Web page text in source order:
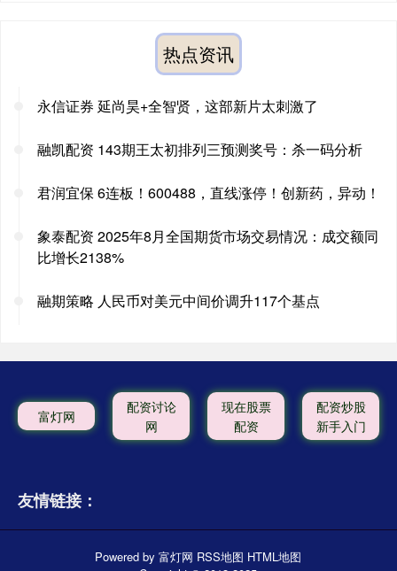
热点资讯
永信证券 延尚昊+全智贤，这部新片太刺激了
融凯配资 143期王太初排列三预测奖号：杀一码分析
君润宜保 6连板！600488，直线涨停！创新药，异动！
象泰配资 2025年8月全国期货市场交易情况：成交额同
比增长2138%
融期策略 人民币对美元中间价调升117个基点
富灯网
配资讨论
网
现在股票
配资
配资炒股
新手入门
友情链接：
Powered by富灯网 RSS地图 HTML地图